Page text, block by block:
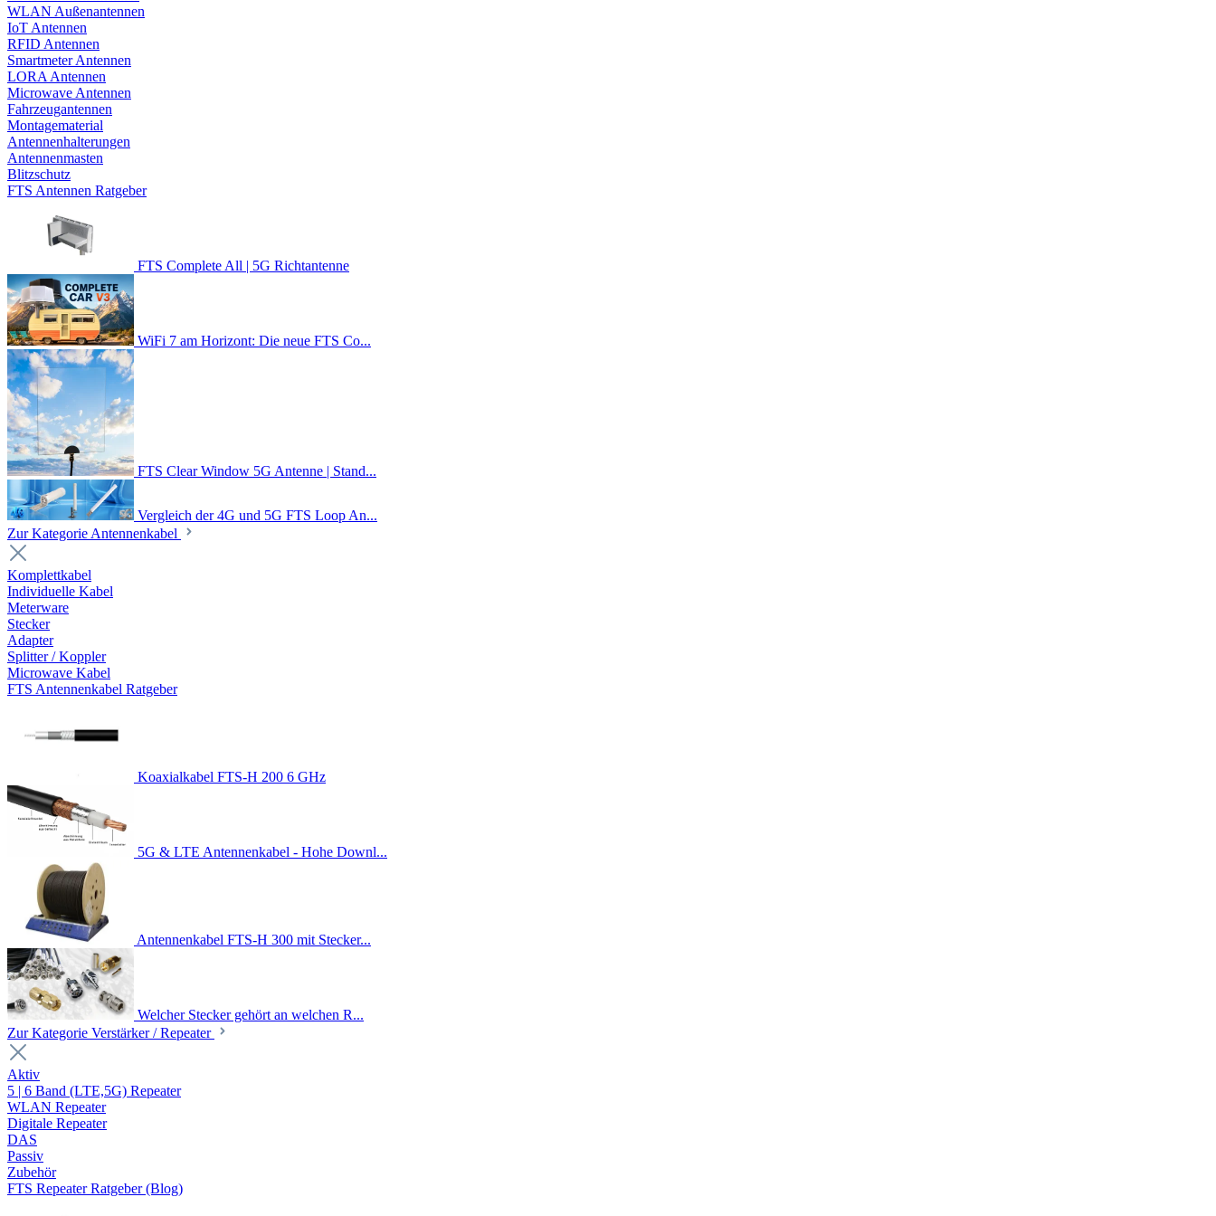
WLAN Außenantennen
IoT Antennen
RFID Antennen
Smartmeter Antennen
LORA Antennen
Microwave Antennen
Fahrzeugantennen
Montagematerial
Antennenhalterungen
Antennenmasten
Blitzschutz
FTS Antennen Ratgeber
FTS Complete All | 5G Richtantenne
WiFi 7 am Horizont: Die neue FTS Co...
FTS Clear Window 5G Antenne | Stand...
Vergleich der 4G und 5G FTS Loop An...
Zur Kategorie Antennenkabel
Komplettkabel
Individuelle Kabel
Meterware
Stecker
Adapter
Splitter / Koppler
Microwave Kabel
FTS Antennenkabel Ratgeber
Koaxialkabel FTS-H 200 6 GHz
5G & LTE Antennenkabel - Hohe Downl...
Antennenkabel FTS-H 300 mit Stecker...
Welcher Stecker gehört an welchen R...
Zur Kategorie Verstärker / Repeater
Aktiv
5 | 6 Band (LTE,5G) Repeater
WLAN Repeater
Digitale Repeater
DAS
Passiv
Zubehör
FTS Repeater Ratgeber (Blog)